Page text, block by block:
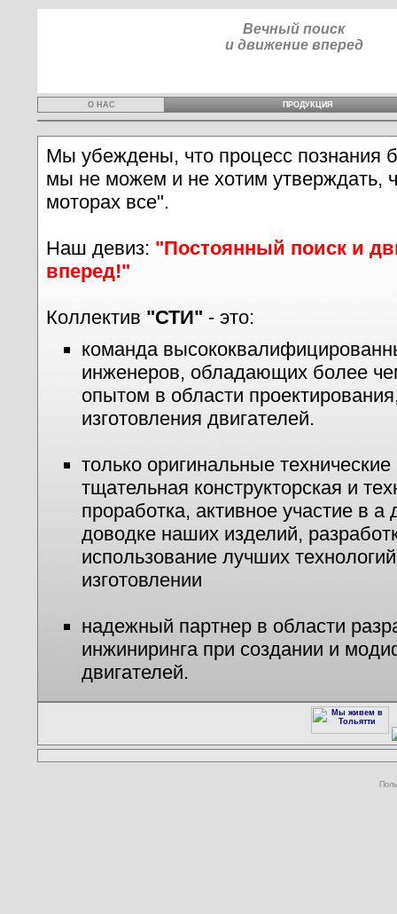
Вечный поиск
и движение вперед
О НАС ПРОДУКЦИЯ
Мы убеждены, что процесс познания
мы не можем и не хотим утверждать,
моторах все".
Наш девиз: "Постоянный поиск и
вперед!"
Коллектив "СТИ" - это:
команда
инженеров, обладающих более
опытом в области
изготовления двигателей.
только оригинальные
тщательная конструкторская и
проработка, активное участие в а
доводке наших изделий,
использование лучших
изготовлении
надежный партнер в области
инжиниринга при создании и
двигателей.